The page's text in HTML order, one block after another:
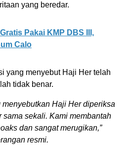
yang beredar.
Pakai KMP DBS III,
Calo
yang menyebut Haji Her telah
tidak benar.
menyebutkan Haji Her diperiksa
sama sekali. Kami membantah
dan sangat merugikan,”
resmi.